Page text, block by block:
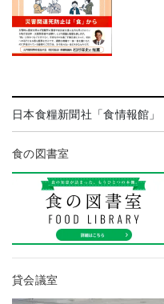
日本食糧新聞社「食情報館」
食の図書室
貸会議室